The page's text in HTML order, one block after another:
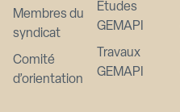
Membres du
syndicat
Comité
d’orientation
Etudes
GEMAPI
Travaux
GEMAPI